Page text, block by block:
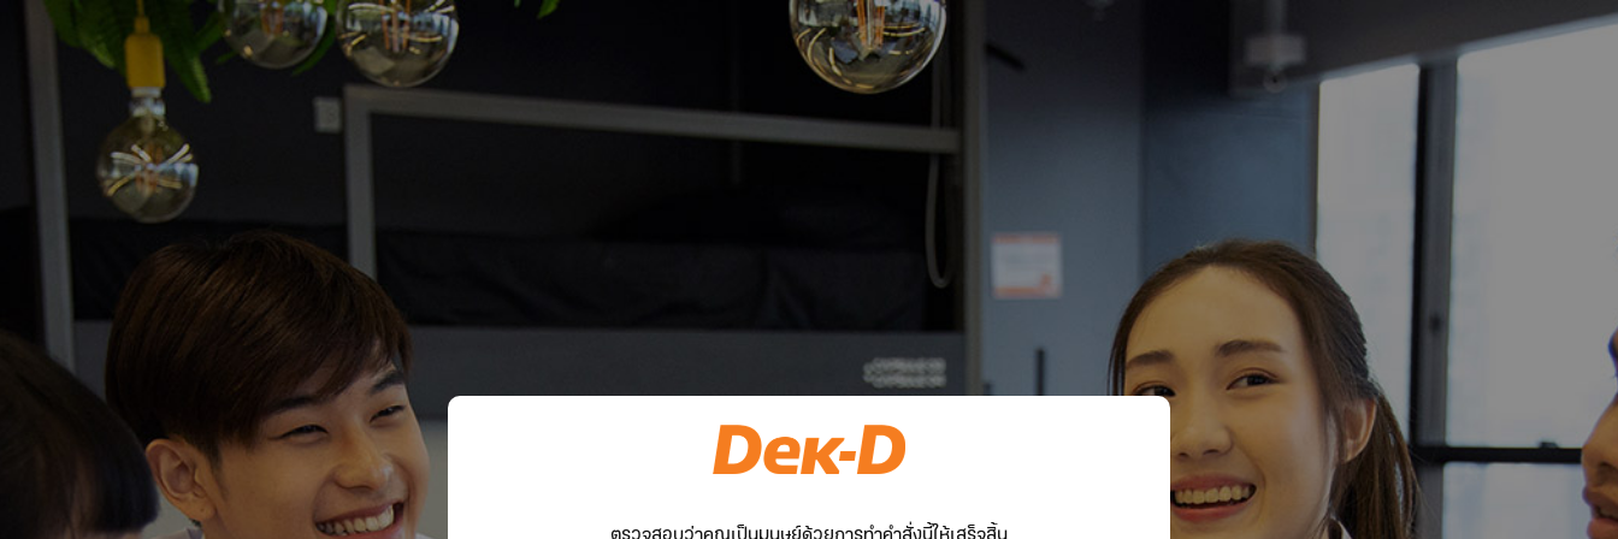
ตรวจสอบว่าคุณเป็นมนุษย์ด้วยการทำคำสั่งนี้ให้เสร็จสิ้น